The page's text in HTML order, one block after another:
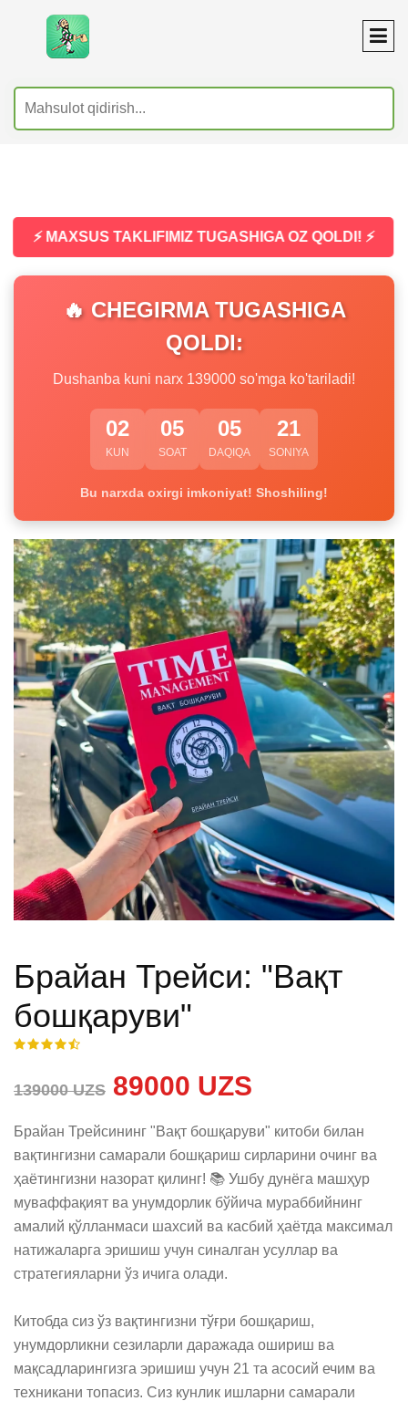
⚡ MAXSUS TAKLIFIMIZ TUGASHIGA OZ QOLDI! ⚡
🔥 CHEGIRMA TUGASHIGA
QOLDI:
Dushanba kuni narx 139000 so'mga ko'tariladi!
02
KUN
05
SOAT
05
DAQIQA
20
SONIYA
Bu narxda oxirgi imkoniyat! Shoshiling!
Брайан Трейси: "Вақт
бошқаруви"
139000 UZS 89000 UZS
Брайан Трейсининг "Вақт бошқаруви" китоби билан
вақтингизни самарали бошқариш сирларини очинг ва
ҳаётингизни назорат қилинг! 📚 Ушбу дунёга машҳур
муваффақият ва унумдорлик бўйича мураббийнинг
амалий қўлланмаси шахсий ва касбий ҳаётда максимал
натижаларга эришиш учун синалган усуллар ва
стратегияларни ўз ичига олади.
Китобда сиз ўз вақтингизни тўғри бошқариш,
унумдорликни сезиларли даражада ошириш ва
мақсадларингизга эришиш учун 21 та асосий ечим ва
техникани топасиз. Сиз кунлик ишларни самарали